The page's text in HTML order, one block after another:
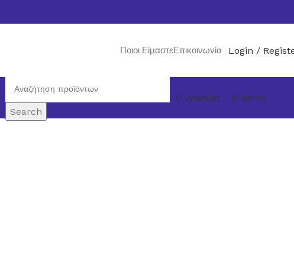
Ποιοι ΕίμαστεΕπικοινωνία Login /
Search
0 Wishlist 0 items